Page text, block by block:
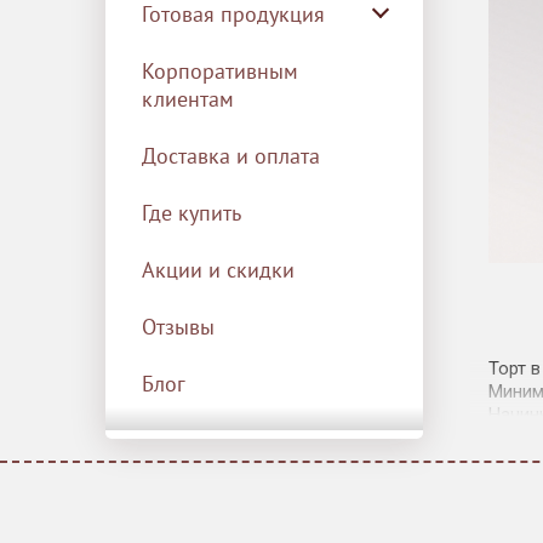
Готовая продукция
Корпоративным
клиентам
Доставка и оплата
Где купить
Акции и скидки
Отзывы
Блог
Торт
Перед